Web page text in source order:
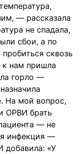
— рассказала
не спадала,
сбои, а по
сквозь
к нам пришла
горло —
На мой вопрос,
ОРВИ брать
— не
инфекция —
добавила: «У